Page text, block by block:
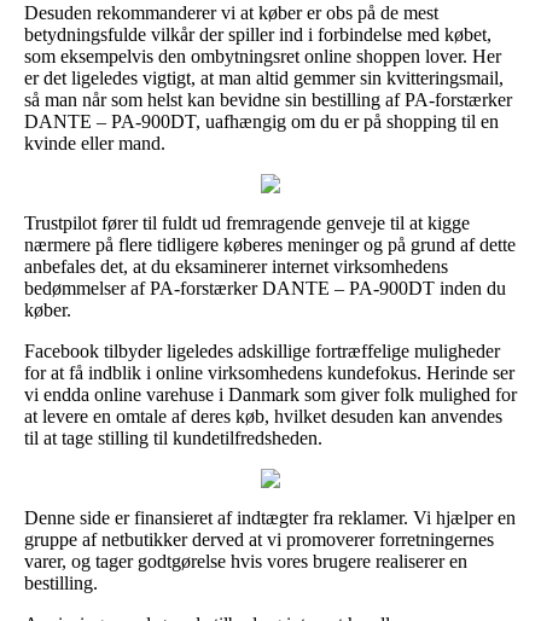
Desuden rekommanderer vi at køber er obs på de mest
betydningsfulde vilkår der spiller ind i forbindelse med købet,
som eksempelvis den ombytningsret online shoppen lover. Her
er det ligeledes vigtigt, at man altid gemmer sin kvitteringsmail,
så man når som helst kan bevidne sin bestilling af PA-forstærker
DANTE – PA-900DT, uafhængig om du er på shopping til en
kvinde eller mand.
Trustpilot fører til fuldt ud fremragende genveje til at kigge
nærmere på flere tidligere køberes meninger og på grund af dette
anbefales det, at du eksaminerer internet virksomhedens
bedømmelser af PA-forstærker DANTE – PA-900DT inden du
køber.
Facebook tilbyder ligeledes adskillige fortræffelige muligheder
for at få indblik i online virksomhedens kundefokus. Herinde ser
vi endda online varehuse i Danmark som giver folk mulighed for
at levere en omtale af deres køb, hvilket desuden kan anvendes
til at tage stilling til kundetilfredsheden.
Denne side er finansieret af indtægter fra reklamer. Vi hjælper en
gruppe af netbutikker derved at vi promoverer forretningernes
varer, og tager godtgørelse hvis vores brugere realiserer en
bestilling.